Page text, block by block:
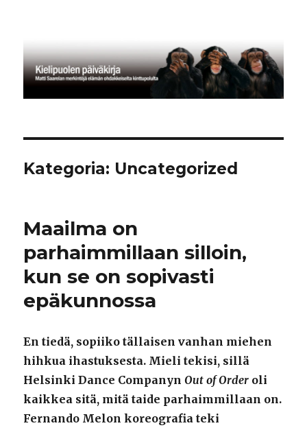
Kategoria: Uncategorized
Maailma on
parhaimmillaan silloin,
kun se on sopivasti
epäkunnossa
En tiedä, sopiiko tällaisen vanhan miehen
hihkua ihastuksesta. Mieli tekisi, sillä
Helsinki Dance CompanynOut of Order oli
kaikkea sitä, mitä taide parhaimmillaan on.
Fernando Melon koreografia teki